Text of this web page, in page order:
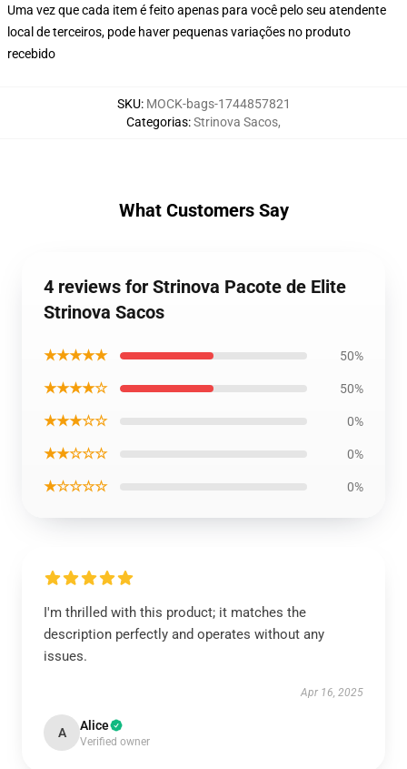
Uma vez que cada item é feito apenas para você pelo seu atendente
local de terceiros, pode haver pequenas variações no produto
recebido
SKU: MOCK-bags-1744857821
Categorias:Strinova Sacos,
What Customers Say
4 reviews for Strinova Pacote de Elite
Strinova Sacos
★★★★★ 50%
★★★★☆ 50%
★★★☆☆ 0%
★★☆☆☆ 0%
★☆☆☆☆ 0%
I'm thrilled with this product; it matches the
description perfectly and operates without any
issues.
Apr 16, 2025
A Alice
Verified owner